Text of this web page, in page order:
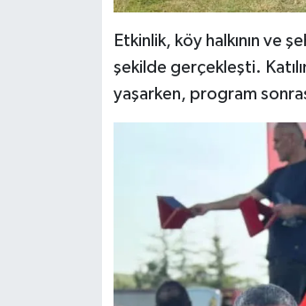
Etkinlik, köy halkının ve
şekilde gerçekleşti.
yaşarken, program